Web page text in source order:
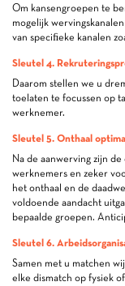
Om kansengroepen te
mogelijk
van speciﬁeke kanalen
Sleutel 4.
Daarom stellen we u
toelaten te focussen op
werknemer.
Sleutel 5. Onthaal
Na de aanwerving zijn
werknemers en zeker
het onthaal en de
voldoende aandacht
bepaalde groepen.
Sleutel 6.
Samen met u matchen
elke dismatch op fysiek